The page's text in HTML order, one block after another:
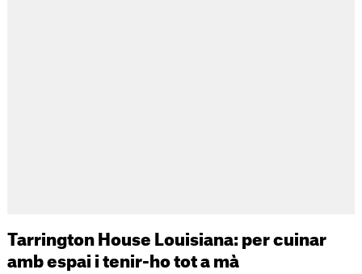
Tarrington House Louisiana: per cuinar
amb espai i tenir-ho tot a mà